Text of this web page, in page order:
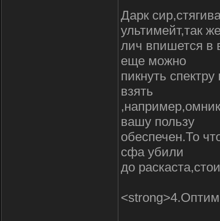
Дарк
ультимейт,так
лич впишется в
еще можно
пикнуть
взять
вашу пользу
обеспечен.То
сфа убили
до